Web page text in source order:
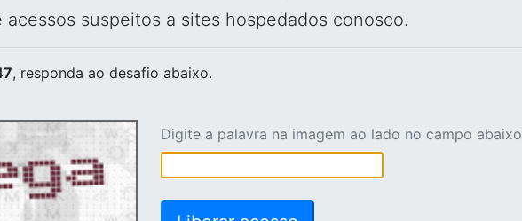
suspeitos a sites hospedados conosco.
, responda ao desafio abaixo.
Digite a palavra na imagem ao lado no campo abaixo